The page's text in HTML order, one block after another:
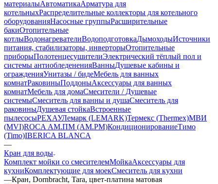
материалыАвтоматикаАрматура для
котельныхРаспределительные коллекторы для котельного
оборудованияНасосные группыРасширительные
бакиОтопительные
котлыВодонагревателиВодоподготовкаДымоходыИсточники
питания, стабилизаторы, инверторыОтопительные
приборыПолотенцесушителиЭлектрический тёплый пол и
системы антиобледененияВанныДушевые кабины и
огражденияУнитазы / бидеМебель для ванных
комнатРаковиныПоддоныАксессуары для ванных
комнатМебель для домаСмесители / Душевые
системыСмеситель для ванны и душаСмеситель для
раковиныДушевая стойкаВстроенные
пылесосыРЕХАУЛемарк (LEMARK)Термекс (Thermex)МВИ
(MVI)ROCA АМ.ПМ (AM.PM)КондиционированиеТимо
(Timo)IBERICA BLANCA
—
Кран для воды
Комплект мойки со смесителемМойкаАксессуары для
кухниКомплектующие для моекСмеситель для кухни
—Кран, Dornbracht, Tara, цвет-платина матовая